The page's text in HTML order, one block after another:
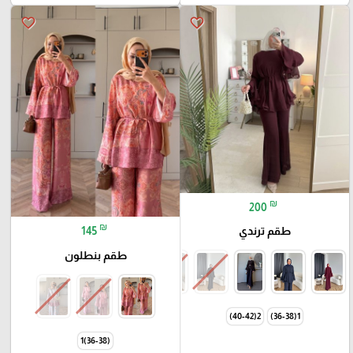
favorite_border
200 ₪
طقم ترندي
1(36-38)
2(40-42)
favorite_border
145 ₪
طقم بنطلون
(36-38)1